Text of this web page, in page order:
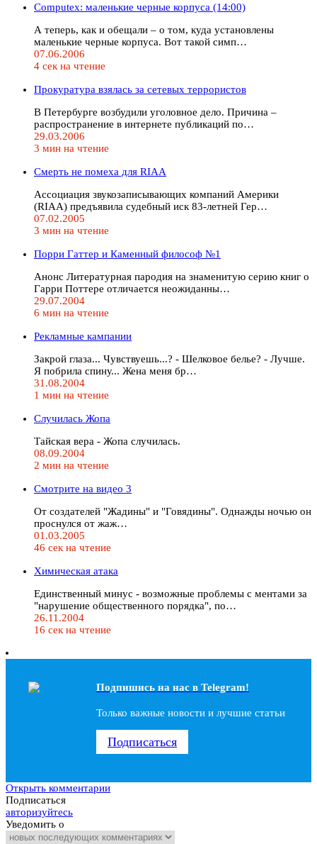
Computex: маленькие черные корпуса (14:00)
А теперь, как и обещали – о том, куда установлены
маленькие черные корпуса. Вот такой симп…
07.06.2006
4 сек на чтение
Прокуратура взялась за сетевых террористов
В Петербурге возбудили уголовное дело. Причина –
распространение в интернете публикаций по…
29.03.2006
3 мин на чтение
Смерть не помеха для RIAA
Ассоциация звукозаписывающих компаний Америки
(RIAA) предъявила судебный иск 83-летней Гер…
07.02.2005
3 мин на чтение
Порри Гаттер и Каменный философ №1
Анонс Литературная пародия на знаменитую серию книг о
Гарри Поттере отличается неожиданны…
29.07.2004
6 мин на чтение
Рекламные кампании
Закpой глаза... Чувствуешь...? - Шелковое белье? - Лучше.
Я побpила спину... Жена меня бp…
31.08.2004
1 мин на чтение
Случилась Жопа
Тайская вера - Жопа случилась.
08.09.2004
2 мин на чтение
Смотрите на видео 3
От создателей "Жадины" и "Говядины". Однажды ночью он
проснулся от жаж…
01.03.2005
46 сек на чтение
Химическая атака
Единственный минус - возможные проблемы с ментами за
"нарушение общественного порядка", по…
26.11.2004
16 сек на чтение
Подпишись на наc в Telegram!
Только важные новости и лучшие статьи
Подписаться
Открыть комментарии
Подписаться
авторизуйтесь
Уведомить о